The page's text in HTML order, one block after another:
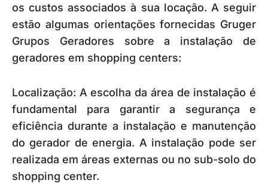
os custos associados à sua locação. A seguir
estão algumas orientações fornecidas Gruger
Grupos Geradores sobre a instalação de
geradores em shopping centers:
Localização: A escolha da área de instalação é
fundamental para garantir a segurança e
eficiência durante a instalação e manutenção
do gerador de energia. A instalação pode ser
realizada em áreas externas ou no sub-solo do
shopping center.